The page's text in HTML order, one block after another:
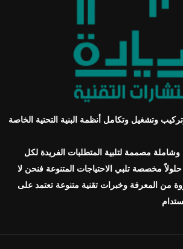
وتشغيل وتكامل أنظمة البنية التحتية الخاصة
مصممة لتلبية المتطلبات الفريدة لكل
مخصصة تلبي الاحتياجات المتنوعة فنحن لا
من المعرفة وخبرات تقنية متنوعة تعتمد على